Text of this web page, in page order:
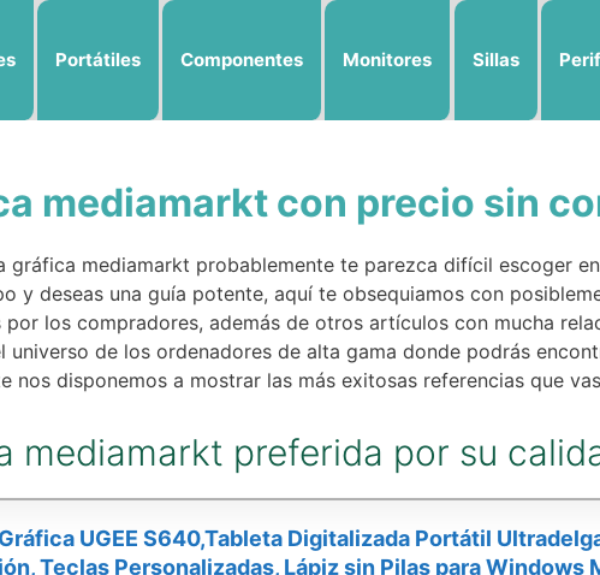
Portátiles Componentes Monitores Sillas
mediamarkt con precio sin
gráfica mediamarkt probablemente te parezca difícil escoger
y deseas una guía potente, aquí te obsequiamos con
los compradores, además de otros artículos con mucha
universo de los ordenadores de alta gama donde podrás
nos disponemos a mostrar las más exitosas referencias que
mediamarkt preferida por su
UGEE S640,Tableta Digitalizada Portátil
Teclas Personalizadas, Lápiz sin Pilas para Windows